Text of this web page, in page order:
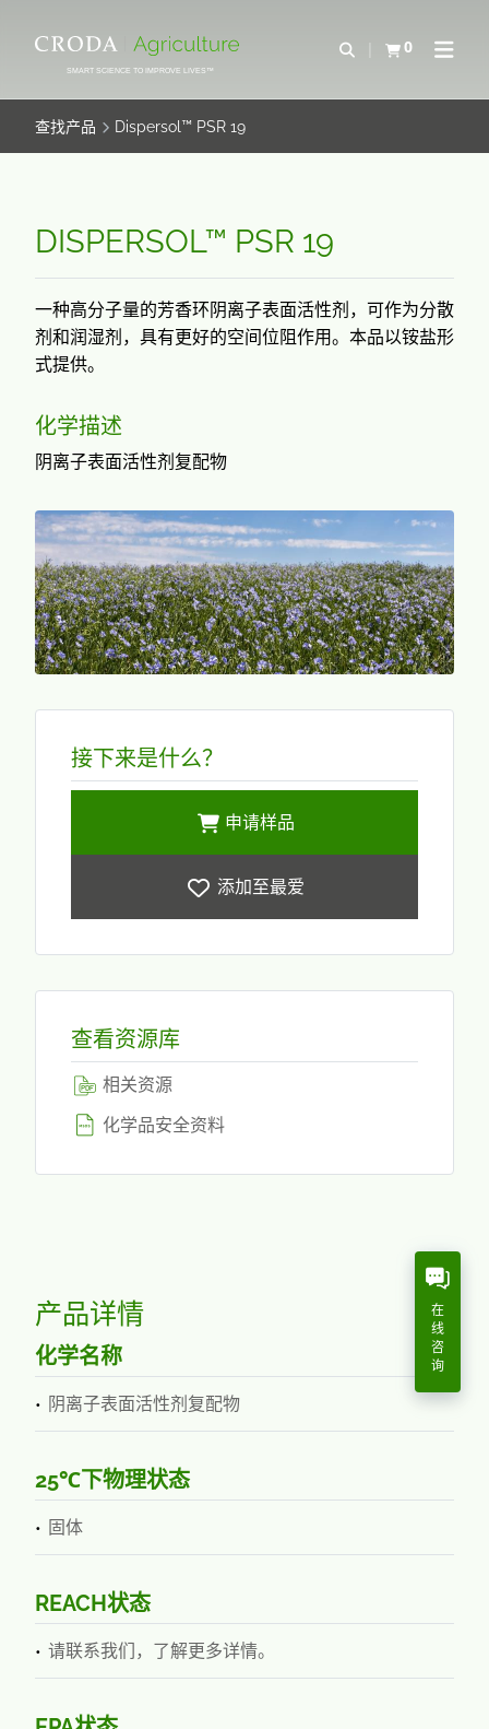
CONTENTSMART SCIENCE TO IMPROVE LIVES™
Open Search
0
查看购物车Open
查找产品 Dispersol™ PSR 19
DISPERSOL™ PSR 19
一种高分子量的芳香环阴离子表面活性剂，可作为分散
剂和润湿剂，具有更好的空间位阻作用。本品以铵盐形
式提供。
化学描述
阴离子表面活性剂复配物
接下来是什么？
申请样品
添加至最爱
查看资源库
相关资源
化学品安全资料
产品详情
化学名称
阴离子表面活性剂复配物
25℃下物理状态
固体
REACH状态
请联系我们，了解更多详情。
在
线
咨
询